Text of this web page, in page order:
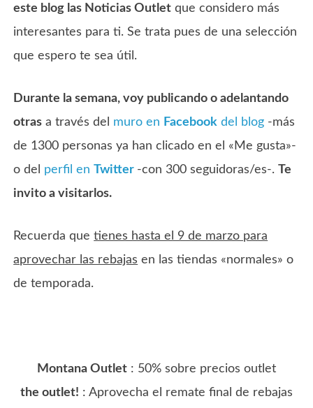
este blog las Noticias Outlet que considero más
interesantes para ti. Se trata pues de una selección
que espero te sea útil.
Durante la semana, voy publicando o adelantando
otras a través del muro en Facebook del blog -más
de 1300 personas ya han clicado en el «Me gusta»-
o del perfil en Twitter -con 300 seguidoras/es-.
Te
invito a visitarlos.
Recuerda quetienes hasta el 9 de marzo para
aprovechar las rebajas en las tiendas «normales» o
de temporada.
Montana Outlet : 50% sobre precios outlet
the outlet! : Aprovecha el remate final de rebajas